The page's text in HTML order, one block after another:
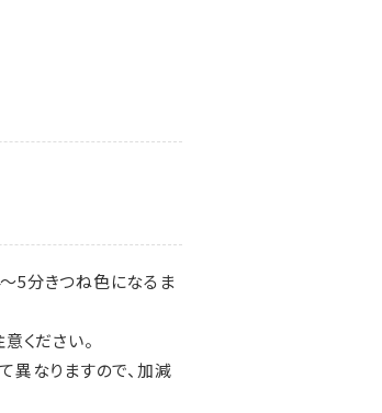
5分きつね色になるま
ください。
異なりますので、加減